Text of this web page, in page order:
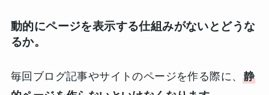
動的にページを表示する仕組みがないとどうな
るか。
毎回ブログ記事やサイトのページを作る際に、静